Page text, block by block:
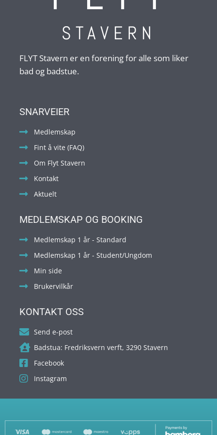
STAVERN
FLYT Stavern er en forening for alle som liker
bad og badstue.
SNARVEIER
Medlemskap
Fint å vite (FAQ)
Om Flyt Stavern
Kontakt
Aktuelt
MEDLEMSKAP OG BOOKING
Medlemskap 1 år - Standard
Medlemskap 1 år - Student/Ungdom
Min side
Brukervilkår
KONTAKT OSS
Send e-post
Badstua: Fredriksvern verft, 3290 Stavern
Facebook
Instagram